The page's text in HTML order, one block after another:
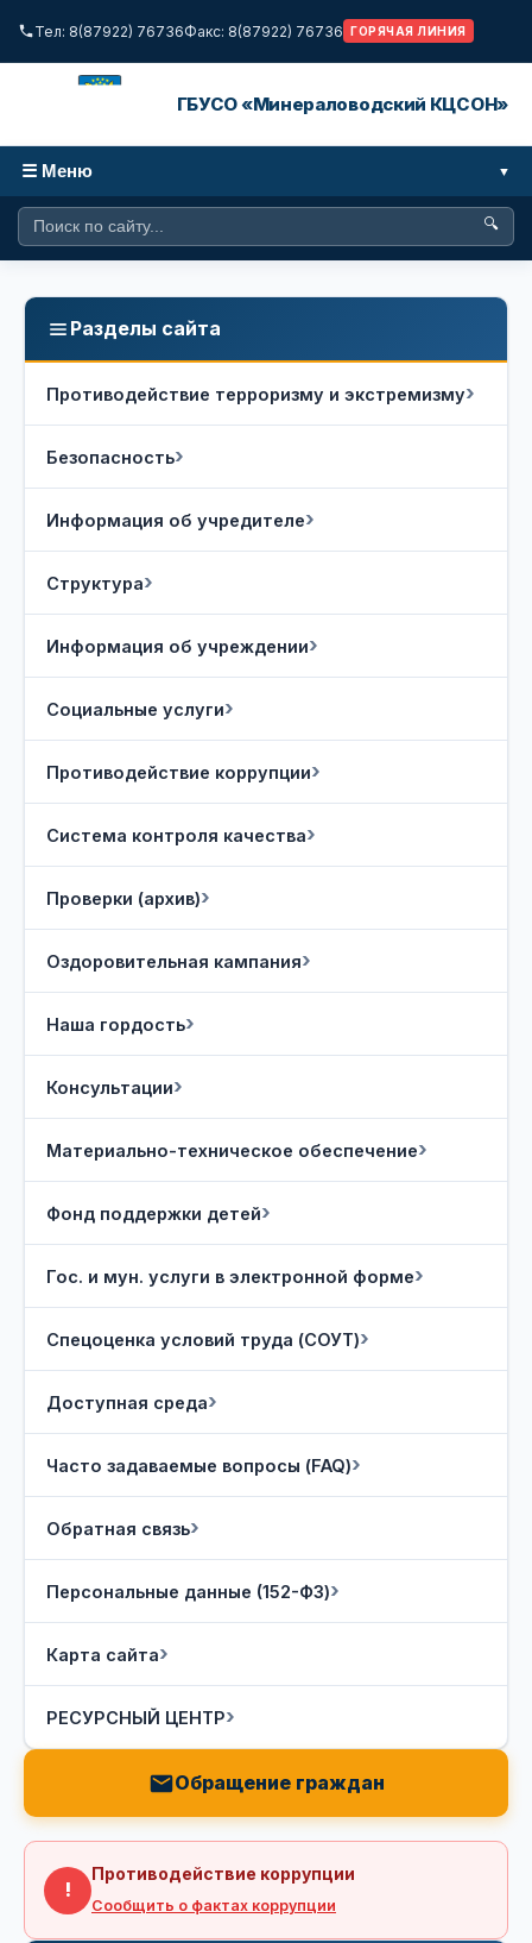
Тел: 8(87922) 76736Факс: 8(87922) 76736 ГОРЯЧАЯ ЛИНИЯ
ГБУСО «Минераловодский КЦСОН»
☰ Меню
🔍
Разделы сайта
Противодействие терроризму и экстремизму
Безопасность
Информация об учредителе
Структура
Информация об учреждении
Социальные услуги
Противодействие коррупции
Система контроля качества
Проверки (архив)
Оздоровительная кампания
Наша гордость
Консультации
Материально-техническое обеспечение
Фонд поддержки детей
Гос. и мун. услуги в электронной форме
Спецоценка условий труда (СОУТ)
Доступная среда
Часто задаваемые вопросы (FAQ)
Обратная связь
Персональные данные (152-ФЗ)
Карта сайта
РЕСУРСНЫЙ ЦЕНТР
Обращение граждан
!
Противодействие коррупции
Сообщить о фактах коррупции